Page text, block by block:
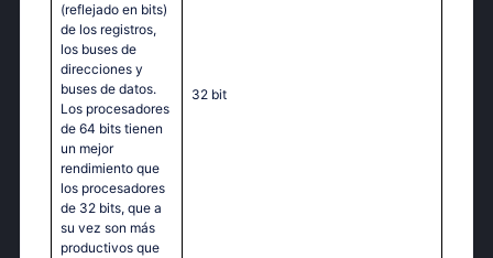
(reflejado en bits)
de los registros,
los buses de
direcciones y
buses de datos.
Los procesadores
de 64 bits tienen
un mejor
rendimiento que
los procesadores
de 32 bits, que a
su vez son más
productivos que
32 bit